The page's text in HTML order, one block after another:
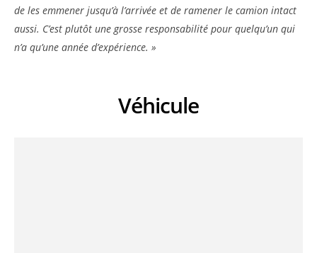
de les emmener jusqu’à l’arrivée et de ramener le camion intact
aussi. C’est plutôt une grosse responsabilité pour quelqu’un qui
n’a qu’une année d’expérience. »
Véhicule